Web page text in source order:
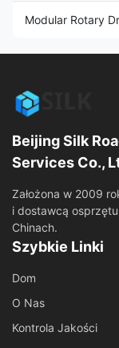
Modular Rotary
Beijing Silk
Services Co.,
Założona w 2009
i dostawcą
Chinach.
Szybkie Linki
Dom
O Nas
Kontrola Jakości